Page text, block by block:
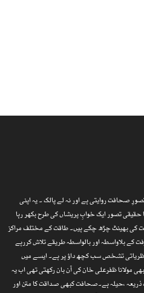
صحافت روایتی ہے اور نہ لے پالک ۔ یہ اپنی
حقیقی تصور ایک خوابِ پریشاں کی طرح بکھر رہا
کی بھینٹ چڑھ چکے ہیں۔ طاقت کے مختلف مراکز
کے بلاواسطہ اور بالواسطہ طریقے تلاش کررہے
نظریاتی تشخص سب کچھ داؤ پر ہے۔ ایسے میں
مولانا ظفرعلی خان کی آن بان رکھتی تھی اب یہ
،حیلہ ہے۔صحافت کبھی صداقت کا متن اور